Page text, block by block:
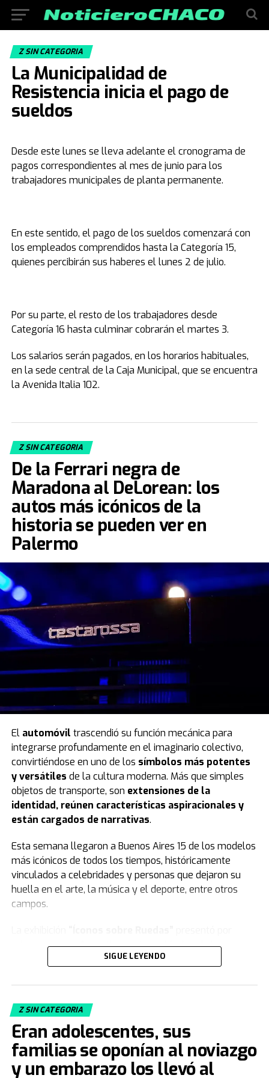
Z SIN CATEGORIA
La Municipalidad de
Resistencia inicia el pago de
sueldos
Desde este lunes se lleva adelante el cronograma de
pagos correspondientes al mes de junio para los
trabajadores municipales de planta permanente.
En este sentido, el pago de los sueldos comenzará con
los empleados comprendidos hasta la Categoría 15,
quienes percibirán sus haberes el lunes 2 de julio.
Por su parte, el resto de los trabajadores desde
Categoría 16 hasta culminar cobrarán el martes 3.
Los salarios serán pagados, en los horarios habituales,
en la sede central de la Caja Municipal, que se encuentra
la Avenida Italia 102.
Z SIN CATEGORIA
De la Ferrari negra de
Maradona al DeLorean: los
autos más icónicos de la
historia se pueden ver en
Palermo
El automóvil trascendió su función mecánica para
integrarse profundamente en el imaginario colectivo,
convirtiéndose en uno de los símbolos más potentes
y versátiles de la cultura moderna. Más que simples
objetos de transporte, son extensiones de la
identidad, reúnen características aspiracionales y
están cargados de narrativas.
Esta semana llegaron a Buenos Aires 15 de los modelos
más icónicos de todos los tiempos, históricamente
vinculados a celebridades y personas que dejaron su
huella en el arte, la música y el deporte, entre otros
campos.
primera vez en Argentina varios vehículos de la
Jorge Yarur, creador de la
Santiago de Chile.
Acacia Echazarreta
Curaduría de la institución, le contó aTNde qué trata la
muestra. “Nuestra colección, con sus 19.000 piezas de
vestuario y accesorios, buscacongelar el tiempo.
Tratamos de retratar distintos estilos, artes decorativas,
SIGUE LEYENDO
Z SIN CATEGORIA
Eran adolescentes, sus
familias se oponían al noviazgo
y un embarazo los llevó al